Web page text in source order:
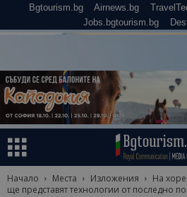
Bgtourism.bg Airnews.bg
Jobs.bgtourism.bg
Начало Места Изложения
На
ще представят технологии от последно